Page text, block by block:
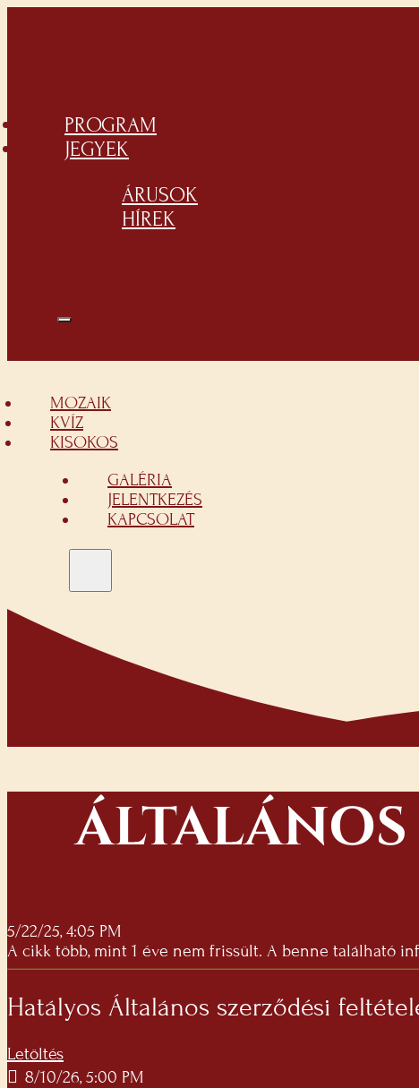
PROGRAM
JEGYEK
ÁRUSOK
HÍREK
MOZAIK
KVÍZ
KISOKOS
GALÉRIA
JELENTKEZÉS
KAPCSOLAT
5/22/25, 4:05 PM
A cikk több, mint 1 éve nem frissült. A benne található
Hatályos Általános szerződési
Letöltés
8/10/26, 5:00 PM